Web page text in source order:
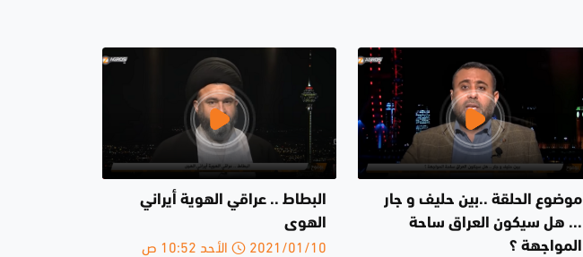
موضوع الحلقة ..بين حليف و جار
... هل سيكون العراق ساحة
المواجهة ؟
البطاط .. عراقي الهوية أيراني
الهوى
2021/01/10 الأحد 10:52 ص